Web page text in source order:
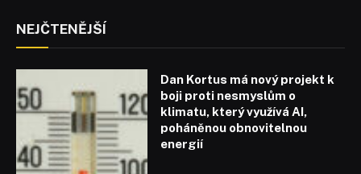
NEJČTENĚJŠÍ
Dan Kortus má nový projekt k
boji proti nesmyslům o
klimatu, který využívá AI,
poháněnou obnovitelnou
energií